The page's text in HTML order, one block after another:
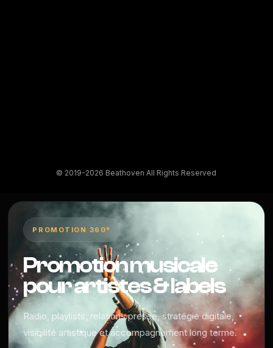
© 2019-2026 Beathoven All Rights Reserved
PROMOTION 360°
Promotion musicale
pour artistes & labels
Radio, playlists, relations presse, stratégie digitale,
visibilité artistique et accompagnement long terme.